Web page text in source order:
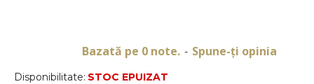
Disponibilitate: STOC EPUIZAT
Bazată pe 0 note. - Spune-ţi opinia